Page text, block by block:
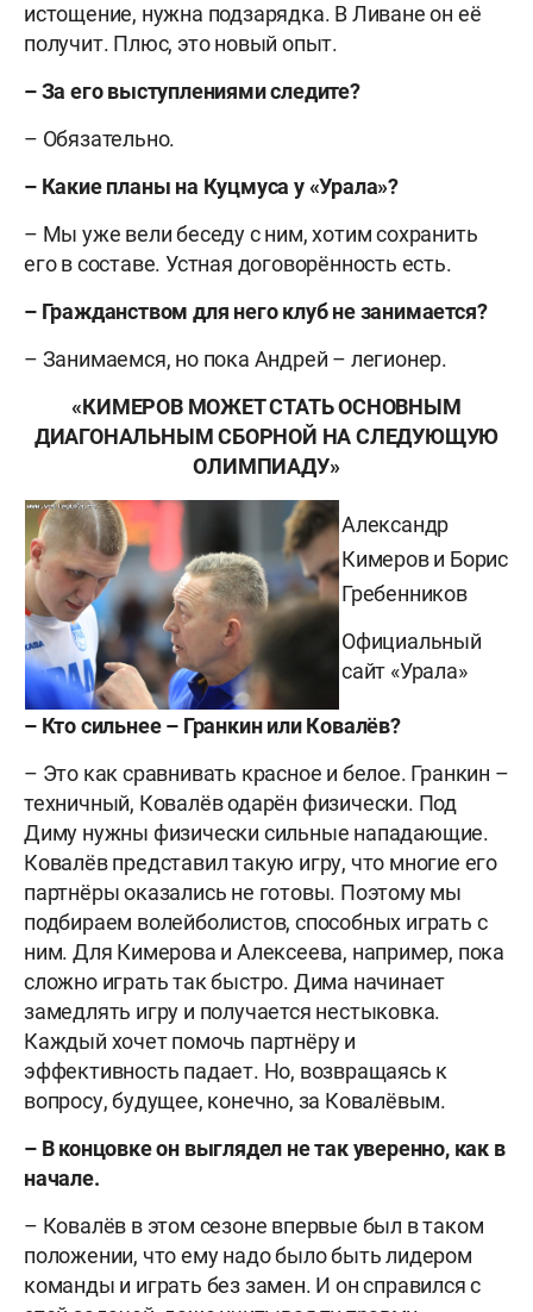
истощение, нужна подзарядка. В Ливане он её
получит. Плюс, это новый опыт.
– За его выступлениями следите?
– Обязательно.
– Какие планы на Куцмуса у «Урала»?
– Мы уже вели беседу с ним, хотим сохранить
его в составе. Устная договорённость есть.
– Гражданством для него клуб не занимается?
– Занимаемся, но пока Андрей – легионер.
«КИМЕРОВ МОЖЕТ СТАТЬ ОСНОВНЫМ
ДИАГОНАЛЬНЫМ СБОРНОЙ НА СЛЕДУЮЩУЮ
ОЛИМПИАДУ»
Александр
Кимеров и Борис
Гребенников
Официальный
сайт «Урала»
– Кто сильнее – Гранкин или Ковалёв?
– Это как сравнивать красное и белое. Гранкин –
техничный, Ковалёв одарён физически. Под
Диму нужны физически сильные нападающие.
Ковалёв представил такую игру, что многие его
партнёры оказались не готовы. Поэтому мы
подбираем волейболистов, способных играть с
ним. Для Кимерова и Алексеева, например, пока
сложно играть так быстро. Дима начинает
замедлять игру и получается нестыковка.
Каждый хочет помочь партнёру и
эффективность падает. Но, возвращаясь к
вопросу, будущее, конечно, за Ковалёвым.
– В концовке он выглядел не так уверенно, как в
начале.
– Ковалёв в этом сезоне впервые был в таком
положении, что ему надо было быть лидером
команды и играть без замен. И он справился с